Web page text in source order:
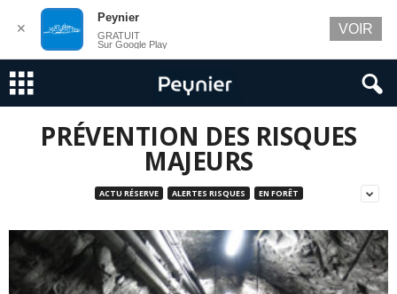
PRÉVENTION DES RISQUES
MAJEURS
ACTU RÉSERVE ALERTES RISQUES EN FORÊT
✕
Peynier
GRATUIT
Sur Google Play
VOIR